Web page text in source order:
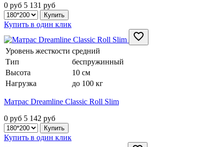
0 руб 5 131 руб
Купить в один клик
Уровень жесткости средний
Тип
беспружинный
Высота
10 см
Нагрузка
до 100 кг
Матрас Dreamline Classic Roll Slim
0 руб 5 142 руб
Купить в один клик